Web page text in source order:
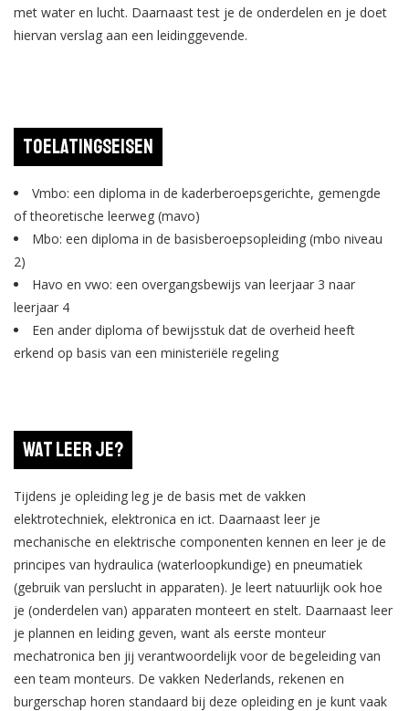
met water en lucht. Daarnaast test je de onderdelen en je doet
hiervan verslag aan een leidinggevende.
Toelatingseisen
Vmbo: een diploma in de kaderberoepsgerichte, gemengde
of theoretische leerweg (mavo)
Mbo: een diploma in de basisberoepsopleiding (mbo niveau
2)
Havo en vwo: een overgangsbewijs van leerjaar 3 naar
leerjaar 4
Een ander diploma of bewijsstuk dat de overheid heeft
erkend op basis van een ministeriële regeling
Wat leer je?
Tijdens je opleiding leg je de basis met de vakken
elektrotechniek, elektronica en ict. Daarnaast leer je
mechanische en elektrische componenten kennen en leer je de
principes van hydraulica (waterloopkundige) en pneumatiek
(gebruik van perslucht in apparaten). Je leert natuurlijk ook hoe
je (onderdelen van) apparaten monteert en stelt. Daarnaast leer
je plannen en leiding geven, want als eerste monteur
mechatronica ben jij verantwoordelijk voor de begeleiding van
een team monteurs. De vakken Nederlands, rekenen en
burgerschap horen standaard bij deze opleiding en je kunt vaak